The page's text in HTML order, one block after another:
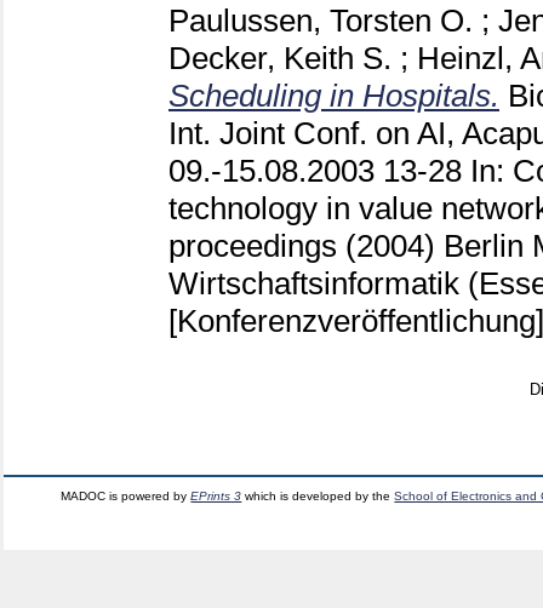
Paulussen, Torsten O. ;
Decker, Keith S. ; Heinzl,
Scheduling in Hospitals.
Int. Joint Conf. on AI,
09.-15.08.2003 13-28 In:
technology in value
proceedings (2004) Berlin
Wirtschaftsinformatik
[Konferenzveröffentlichung]
MADOC is powered byEPrints 3 which is developed by theSchool of Electronics and